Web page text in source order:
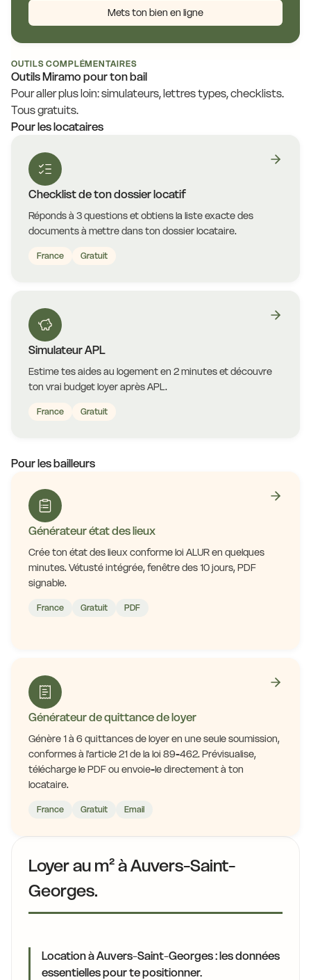
Mets ton bien en ligne
OUTILS COMPLÉMENTAIRES
Outils Miramo pour ton bail
Pour aller plus loin: simulateurs, lettres types, checklists.
Tous gratuits.
Pour les locataires
Checklist de ton dossier locatif
Réponds à 3 questions et obtiens la liste exacte des
documents à mettre dans ton dossier locataire.
France Gratuit
Simulateur APL
Estime tes aides au logement en 2 minutes et découvre
ton vrai budget loyer après APL.
France Gratuit
Pour les bailleurs
Générateur état des lieux
Crée ton état des lieux conforme loi ALUR en quelques
minutes. Vétusté intégrée, fenêtre des 10 jours, PDF
signable.
France Gratuit PDF
Générateur de quittance de loyer
Génère 1 à 6 quittances de loyer en une seule soumission,
conformes à l'article 21 de la loi 89-462. Prévisualise,
télécharge le PDF ou envoie-le directement à ton
locataire.
France Gratuit Email
Loyer au m² à Auvers-Saint-
Georges.
Location à Auvers-Saint-Georges : les données
essentielles pour te positionner.